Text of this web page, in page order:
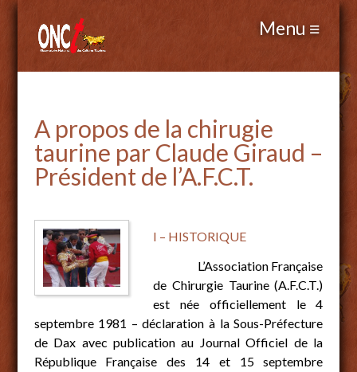
A propos de la chirugie
taurine par Claude Giraud –
Président de l’A.F.C.T.
I – HISTORIQUE
L’Association Française
de Chirurgie Taurine (A.F.C.T.)
est née officiellement le 4
septembre 1981 – déclaration à la Sous-Préfecture
de Dax avec publication au Journal Officiel de la
République Française des 14 et 15 septembre